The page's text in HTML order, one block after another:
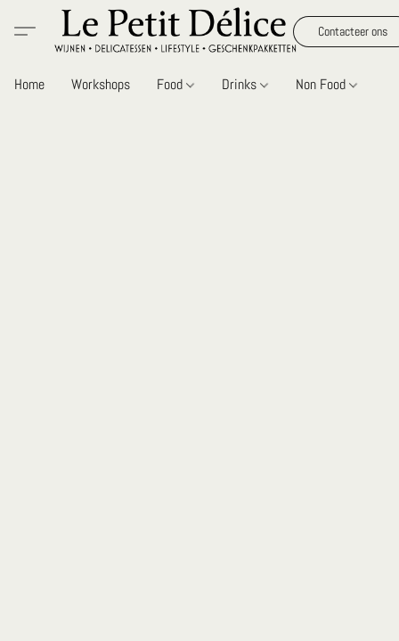
Contacteer ons
Home Workshops Food Drinks Non Food